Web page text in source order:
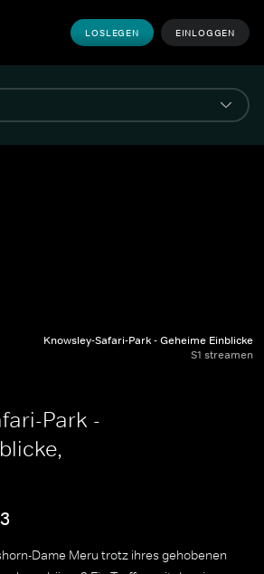
LOSLEGEN EINLOGGEN
Knowsley-Safari-Park - Geheime Einblicke
S1 streamen
Park -
Dame Meru trotz ihres gehobenen